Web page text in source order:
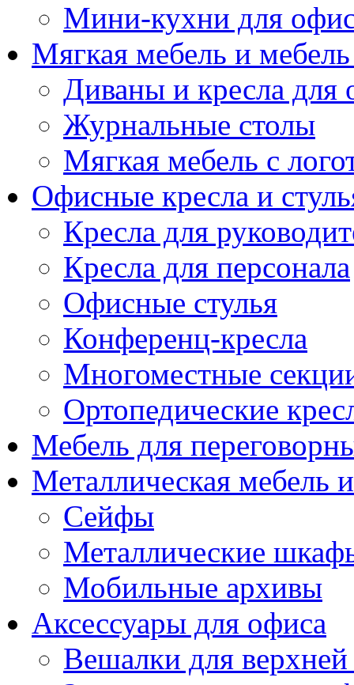
Мини-кухни для
Мягкая мебель и
Диваны и кресла для
Журнальные столы
Мягкая мебель с
Офисные кресла и
Кресла для
Кресла для персонала
Офисные стулья
Конференц-кресла
Многоместные
Ортопедические
Мебель для
Металлическая мебель
Сейфы
Металлические
Мобильные архивы
Аксессуары для офиса
Вешалки для